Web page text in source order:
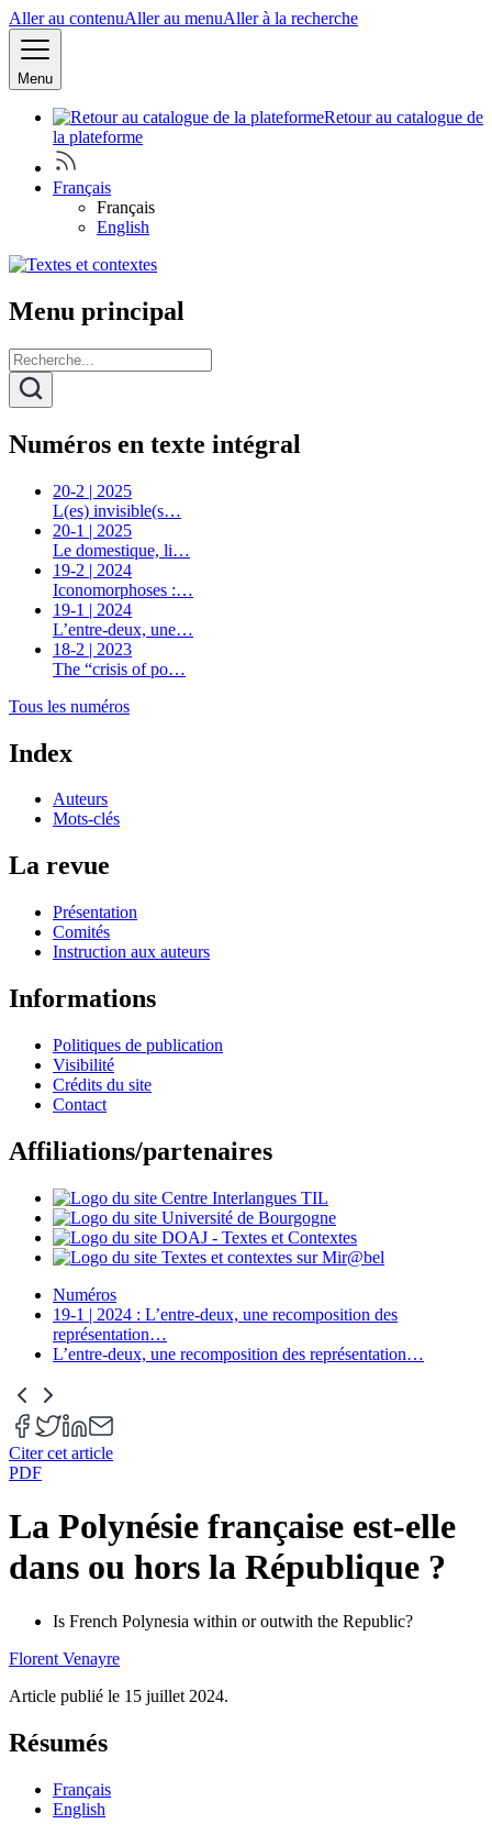
Aller au contenuAller au menuAller à la recherche
Menu
Retour au catalogue de
la plateforme
Français
Français
English
Menu principal
Numéros en texte intégral
20-2 | 2025
L(es) invisible(s…
20-1 | 2025
Le domestique, li…
19-2 | 2024
Iconomorphoses :…
19-1 | 2024
L’entre-deux, une…
18-2 | 2023
The “crisis of po…
Tous les numéros
Index
Auteurs
Mots-clés
La revue
Présentation
Comités
Instruction aux auteurs
Informations
Politiques de publication
Visibilité
Crédits du site
Contact
Affiliations/partenaires
Numéros
19-1 | 2024 : L’entre-deux, une recomposition des
représentation…
L’entre-deux, une recomposition des représentation…
Citer cet article
PDF
La Polynésie française est-elle
dans ou hors la République ?
Is French Polynesia within or outwith the Republic?
Florent Venayre
Article publié le 15 juillet 2024.
Résumés
Français
English